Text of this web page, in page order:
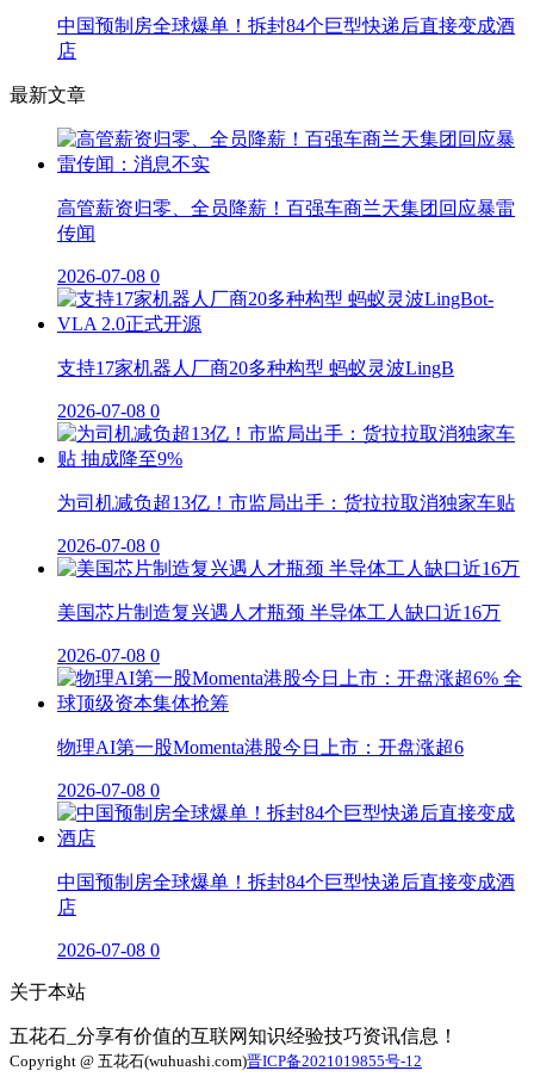
中国预制房全球爆单！拆封84个巨型快递后直接变成酒
店
最新文章
高管薪资归零、全员降薪！百强车商兰天集团回应暴雷
传闻
2026-07-08 0
支持17家机器人厂商20多种构型 蚂蚁灵波LingB
2026-07-08 0
为司机减负超13亿！市监局出手：货拉拉取消独家车贴
2026-07-08 0
美国芯片制造复兴遇人才瓶颈 半导体工人缺口近16万
2026-07-08 0
物理AI第一股Momenta港股今日上市：开盘涨超6
2026-07-08 0
中国预制房全球爆单！拆封84个巨型快递后直接变成酒
店
2026-07-08 0
关于本站
五花石_分享有价值的互联网知识经验技巧资讯信息！
Copyright @ 五花石(wuhuashi.com)晋ICP备2021019855号-12